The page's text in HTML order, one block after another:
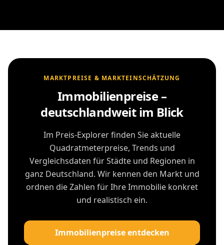
MARKTPREISE & MARKTEINSCHÄTZUNG
Immobilienpreise –
deutschlandweit im Blick
Im Preis-Explorer finden Sie aktuelle
Quadratmeterpreise, Trends und
Vergleichsdaten für Städte und Regionen in
ganz Deutschland. Wir kennen den Markt und
ordnen die Zahlen für Ihre Immobilie konkret
und realistisch ein.
Immobilienpreise entdecken